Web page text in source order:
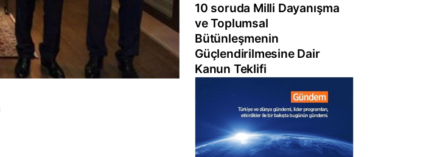
10 soruda Milli Dayanışma
ve Toplumsal
Bütünleşmenin
Güçlendirilmesine Dair
Kanun Teklifi